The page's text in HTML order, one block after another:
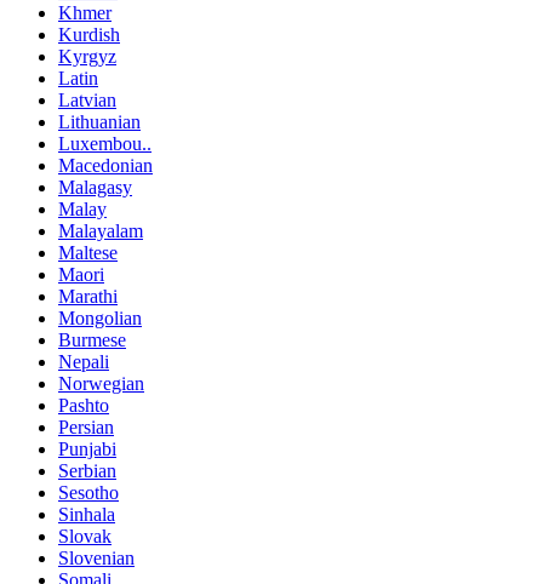
Khmer
Kurdish
Kyrgyz
Latin
Latvian
Lithuanian
Luxembou..
Macedonian
Malagasy
Malay
Malayalam
Maltese
Maori
Marathi
Mongolian
Burmese
Nepali
Norwegian
Pashto
Persian
Punjabi
Serbian
Sesotho
Sinhala
Slovak
Slovenian
Somali